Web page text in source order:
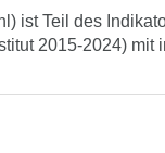
ist Teil des
2015-2024) mit